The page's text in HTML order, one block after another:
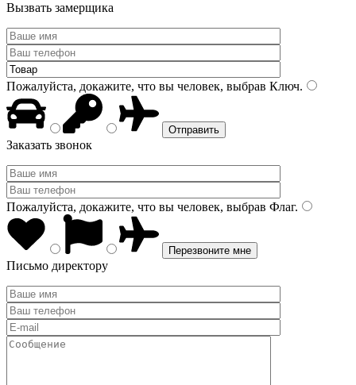
Вызвать замерщика
Пожалуйста, докажите, что вы человек, выбрав Ключ.
Заказать звонок
Пожалуйста, докажите, что вы человек, выбрав Флаг.
Письмо директору